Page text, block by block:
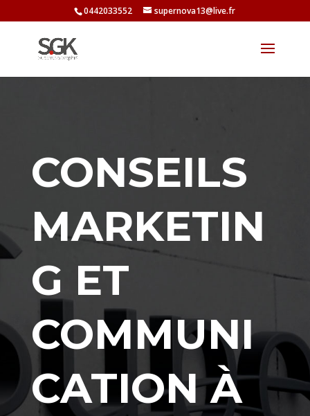
0442033552 supernova13@live.fr
CONSEILS
MARKETIN
G ET
COMMUNI
CATION À